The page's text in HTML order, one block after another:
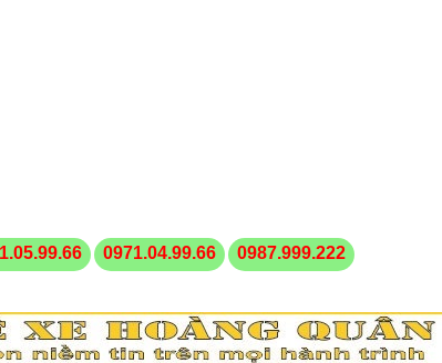
0971.04.99.66
0987.999.222